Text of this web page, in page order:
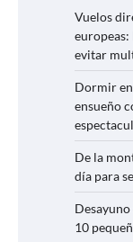
Vuelos
europeas:
evitar
Dormir
ensueño
De la
día para
10